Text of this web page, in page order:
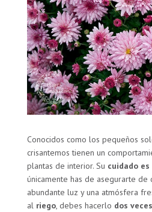
Conocidos como los pequeños
crisantemos tienen un
plantas de interior. Su cuidado
únicamente has de asegurarte de
abundante luz y una atmósfera
al riego, debes hacerlo dos